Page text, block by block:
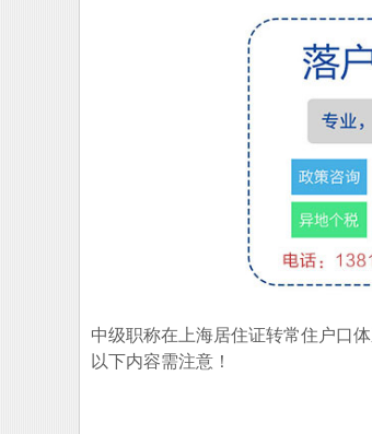
中级职称在上海居住证转常住户口
以下内容需注意！